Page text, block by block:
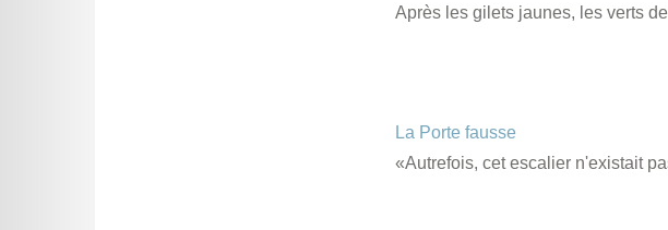
Après les gilets jaunes, les verts
La Porte fausse
«Autrefois, cet escalier n'existait